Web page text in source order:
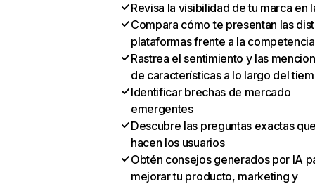
Revisa la visibilidad de tu marca en
Compara cómo te presentan las
plataformas frente a la competencia
Rastrea el sentimiento y las
de características a lo largo del
Identificar brechas de mercado
emergentes
Descubre las preguntas exactas
hacen los usuarios
Obtén consejos generados por IA
mejorar tu producto, marketing y